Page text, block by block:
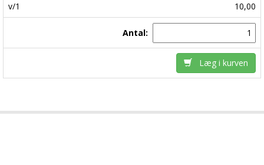
v/1
10,00
Antal:
Læg i kurven